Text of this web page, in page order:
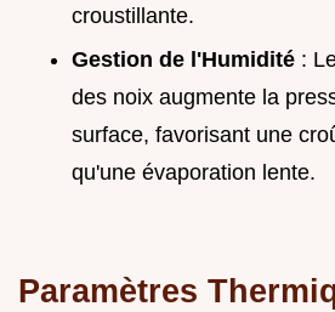
croustillante.
Gestion de l'Humidité :
des noix augmente la
surface, favorisant une
qu'une évaporation lente.
Paramètres